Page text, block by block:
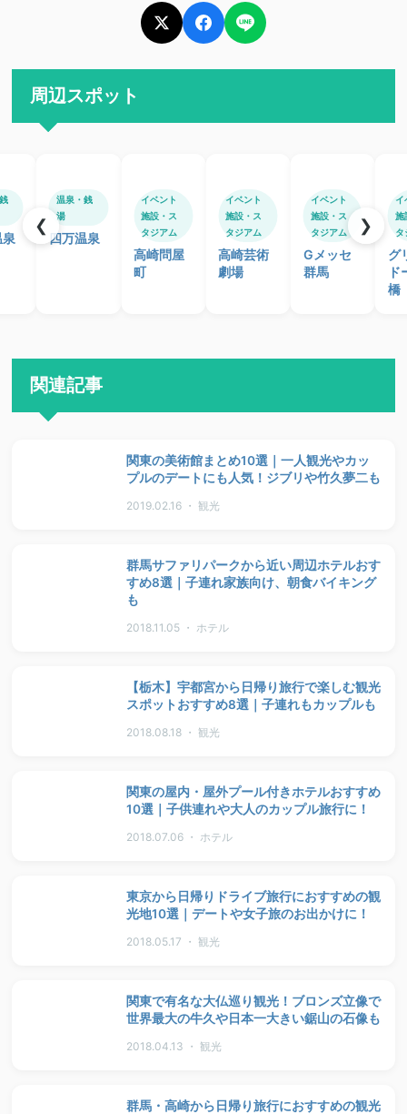
周辺スポット
温泉・銭
湯
四万温泉
イベント
施設・ス
タジアム
高崎問屋
町
イベント
施設・ス
タジアム
高崎芸術
劇場
イベント
施設・ス
タジアム
Gメッセ
群馬
イ
施
タ
グ
ド
橋
❮ ❯
関連記事
関東の美術館まとめ10選｜一人観光やカッ
プルのデートにも人気！ジブリや竹久夢二も
2019.02.16 ・ 観光
群馬サファリパークから近い周辺ホテルおす
すめ8選｜子連れ家族向け、朝食バイキング
も
2018.11.05 ・ ホテル
【栃木】宇都宮から日帰り旅行で楽しむ観光
スポットおすすめ8選｜子連れもカップルも
2018.08.18 ・ 観光
関東の屋内・屋外プール付きホテルおすすめ
10選｜子供連れや大人のカップル旅行に！
2018.07.06 ・ ホテル
東京から日帰りドライブ旅行におすすめの観
光地10選｜デートや女子旅のお出かけに！
2018.05.17 ・ 観光
関東で有名な大仏巡り観光！ブロンズ立像で
世界最大の牛久や日本一大きい鋸山の石像も
2018.04.13 ・ 観光
群馬・高崎から日帰り旅行におすすめの観光